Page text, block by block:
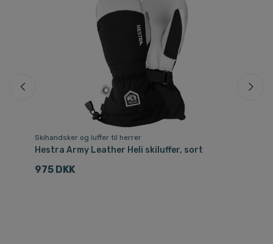
Skihandsker og luffer til herrer
Hestra Army Leather Heli skiluffer, sort
975 DKK